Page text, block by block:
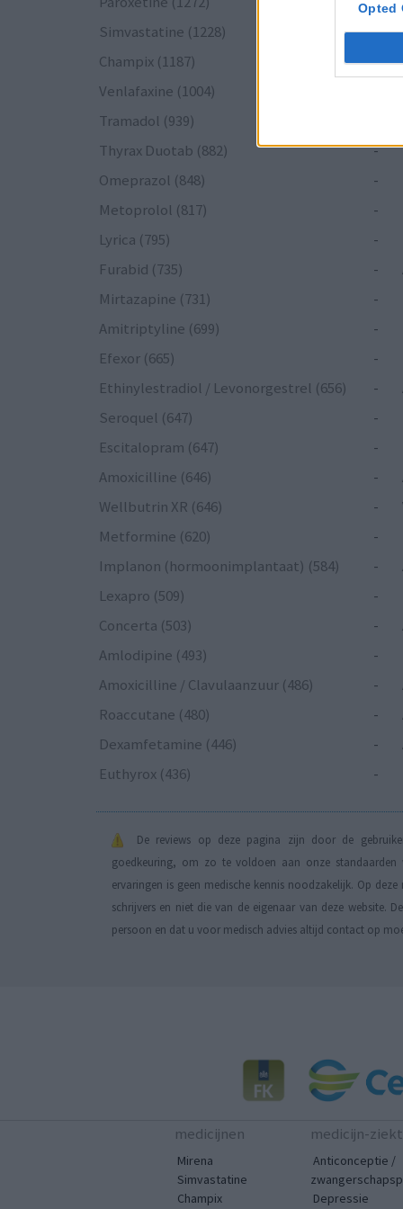
Opted
Simvastatine (1228)
-
Champix (1187)
-
Venlafaxine (1004)
Tramadol (939)
Thyrax Duotab (882)
-
Omeprazol (848)
-
Metoprolol (817)
-
Lyrica (795)
-
Furabid (735)
-
Mirtazapine (731)
-
Amitriptyline (699)
-
Efexor (665)
-
Ethinylestradiol / Levonorgestrel (656)
-
Seroquel (647)
-
Escitalopram (647)
-
Amoxicilline (646)
-
Wellbutrin XR (646)
-
Metformine (620)
-
Implanon (hormoonimplantaat) (584)
-
Lexapro (509)
-
Concerta (503)
-
Amlodipine (493)
-
Amoxicilline / Clavulaanzuur (486)
-
Roaccutane (480)
-
Dexamfetamine (446)
-
Euthyrox (436)
-
De reviews op deze pagina zijn door de
goedkeuring, om zo te voldoen aan onze
ervaringen is geen medische kennis noodzakelijk. Op
schrijvers en niet die van de eigenaar van deze website.
persoon en dat u voor medisch advies altijd contact op
medicijnen
Mirena
Simvastatine
Champix
medicijn-
Anticonceptie /
Depressie